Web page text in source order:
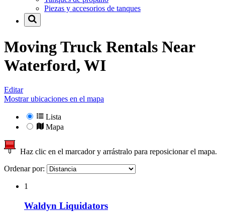
Piezas y accesorios de tanques
Moving Truck Rentals Near
Waterford, WI
Editar
Mostrar ubicaciones en el mapa
Lista
Mapa
Haz clic en el marcador y arrástralo para reposicionar el mapa.
Ordenar por:
1
Waldyn Liquidators